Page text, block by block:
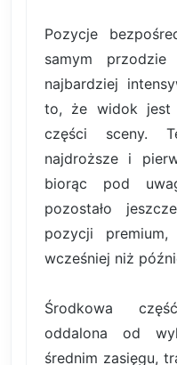
Pozycje
samym przodzie
najbardziej
to, że widok jest
części sceny.
najdroższe i
biorąc pod
pozostało
pozycji
wcześniej niż
Środkowa
oddalona od
średnim zasięgu,